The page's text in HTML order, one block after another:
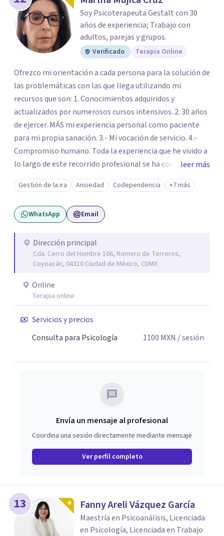
Soy Psicoterapeuta Gestalt con 30
años de experiencia; Trabajo con
adultos, parejas y grupos.
Verificado Terapia Online
Ofrezco mi orientación a cada persona para la solución de
las problemáticas con las que llega utilizando mi
recursos que son: 1. Conocimientos adquiridos y
actualizados por numerosos cursos intensivos. 2. 30 años
de ejercer. MÁS mi experiencia personal como paciente
para mi propia sanación. 3.- Mi vocación de servicio. 4.-
Compromiso humano. Toda la experiencia que he vivido a
lo largo de este recorrido profesional se ha convertido en
una forma de vida congruente y satisfactoria en mi, por la
certeza de quien soy y de mis objetivos, que me han dado
el mando de mi existencia y este es mi objetivo para mis
pacientes en un ambiente de compresión y
leer más
Gestión de la ira Ansiedad Codependencia +7 más
WhatsApp Email
Dirección principal
Cda. Cerro del Hombre 166, Romero de Terreros,
Coyoacán, 04310 Ciudad de México, CDMX
Online
Terapia online
Servicios y precios
Consulta para Psicología
1100 MXN / sesión
Envía un mensaje al profesional
Coordina una sesión directamente mediante mensaje
Ver perfil completo
13 Fanny Areli Vázquez García
Maestría en Psicoanálisis, Licenciada
en Psicología, Licenciada en Trabajo